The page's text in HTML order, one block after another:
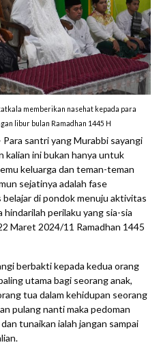
memberikan nasehat kepada para
libur bulan Ramadhan 1445 H
santri yang Murabbi sayangi
kalian ini bukan hanya untuk
keluarga dan teman-teman
sejatinya adalah fase
di pondok menuju aktivitas
perilaku yang sia-sia
Maret 2024/11 Ramadhan 1445
berbakti kepada kedua orang
utama bagi seorang anak,
tua dalam kehidupan seorang
pulang nanti maka pedoman
tunaikan ialah jangan sampai